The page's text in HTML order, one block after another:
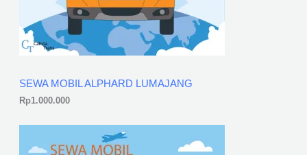
SEWA MOBIL ALPHARD LUMAJANG
Rp1.000.000